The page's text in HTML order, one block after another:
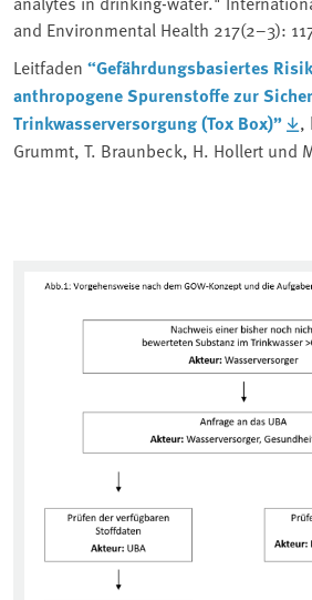
and Environmental Health 217(2–3):
Leitfaden “Gefährdungsbasiertes
anthropogene Spurenstoffe zur
Trinkwasserversorgung (Tox Box)”
,
Grummt, T. Braunbeck, H. Hollert und